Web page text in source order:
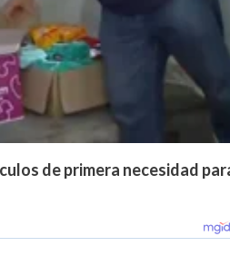
de primera necesidad